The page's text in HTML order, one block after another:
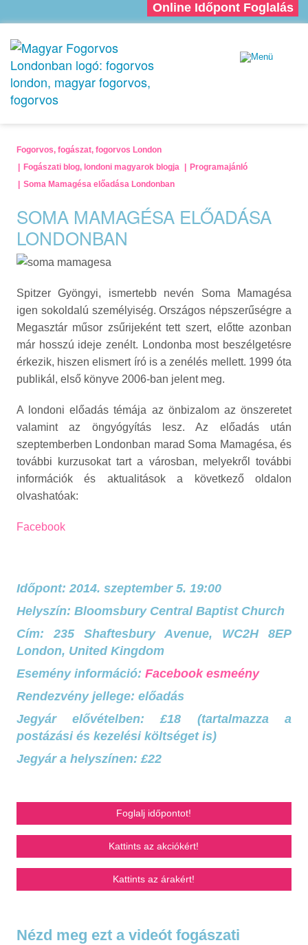
Online Időpont Foglalás
Fogorvos, fogászat, fogorvos London
Fogászati blog, londoni magyarok blogja
Programajánló
Soma Mamagésa előadása Londonban
SOMA MAMAGÉSA ELŐADÁSA
LONDONBAN
Spitzer Gyöngyi, ismertebb nevén Soma Mamagésa
igen sokoldalú személyiség. Országos népszerűségre a
Megasztár műsor zsűrijeként tett szert, előtte azonban
már hosszú ideje zenélt. Londonba most beszélgetésre
érkezik, hiszen elismert író is a zenélés mellett. 1999 óta
publikál, első könyve 2006-ban jelent meg.
A londoni előadás témája az önbizalom az önszeretet
valamint az öngyógyítás lesz. Az előadás után
szeptemberben Londonban marad Soma Mamagésa, és
további kurzusokat tart a városban, melyekről további
információk és aktualitások a következő oldalon
olvashatóak:
Facebook
Időpont: 2014. szeptember 5. 19:00
Helyszín: Bloomsbury Central Baptist Church
Cím: 235 Shaftesbury Avenue, WC2H 8EP
London, United Kingdom
Esemény információ: Facebook esmeény
Rendezvény jellege: előadás
Jegyár elővételben: £18 (tartalmazza a
postázási és kezelési költséget is)
Jegyár a helyszínen: £22
Foglalj időpontot!
Kattints az akciókért!
Kattints az árakért!
Nézd meg ezt a videót fogászati